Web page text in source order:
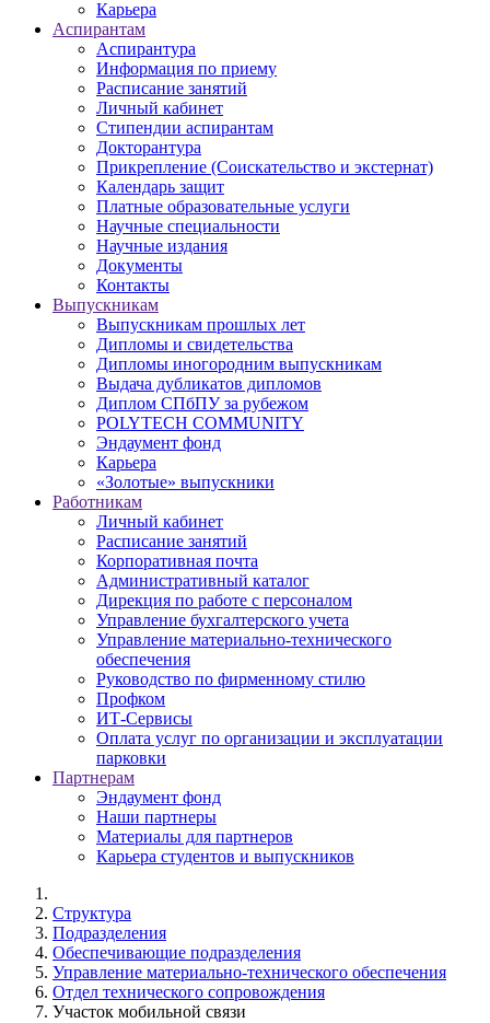
Карьера
Аспирантам
Аспирантура
Информация по приему
Расписание занятий
Личный кабинет
Стипендии аспирантам
Докторантура
Прикрепление (Соискательство и экстернат)
Календарь защит
Платные образовательные услуги
Научные специальности
Научные издания
Документы
Контакты
Выпускникам
Выпускникам прошлых лет
Дипломы и свидетельства
Дипломы иногородним выпускникам
Выдача дубликатов дипломов
Диплом СПбПУ за рубежом
POLYTECH COMMUNITY
Эндаумент фонд
Карьера
«Золотые» выпускники
Работникам
Личный кабинет
Расписание занятий
Корпоративная почта
Административный каталог
Дирекция по работе с персоналом
Управление бухгалтерского учета
Управление материально-технического
обеспечения
Руководство по фирменному стилю
Профком
ИТ-Сервисы
Оплата услуг по организации и эксплуатации
парковки
Партнерам
Эндаумент фонд
Наши партнеры
Материалы для партнеров
Карьера студентов и выпускников
Структура
Подразделения
Обеспечивающие подразделения
Управление материально-технического обеспечения
Отдел технического сопровождения
Участок мобильной связи